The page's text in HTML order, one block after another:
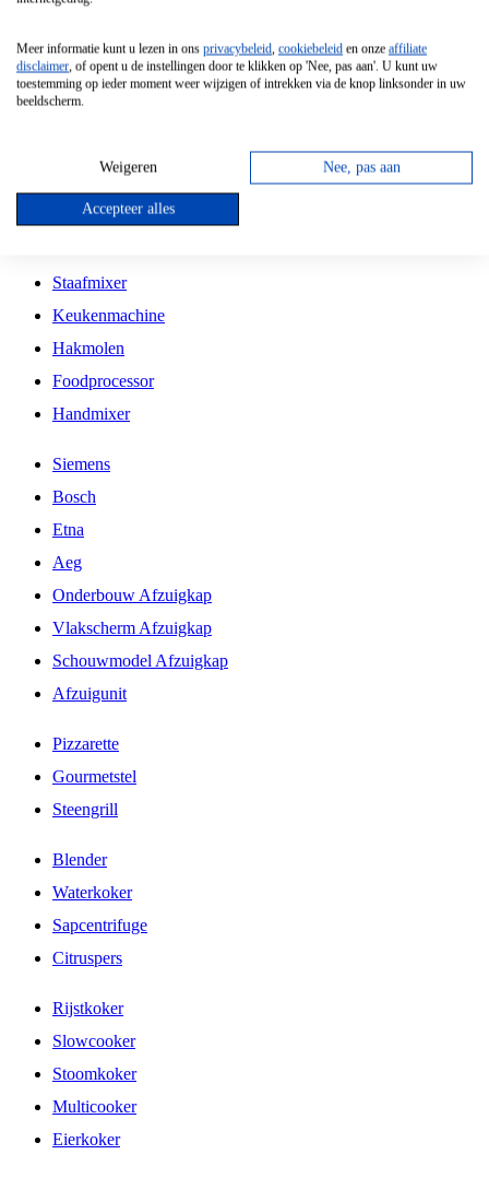
Vrijstaande Magnetron
Vrijstaande Kookplaat
Inbouw Gaskookplaat
Inbouw Keramische Kookplaat
Kookplaat Accessoires
Staafmixer
Keukenmachine
Hakmolen
Foodprocessor
Handmixer
Siemens
Bosch
Etna
Aeg
Onderbouw Afzuigkap
Vlakscherm Afzuigkap
Schouwmodel Afzuigkap
Afzuigunit
Pizzarette
Gourmetstel
Steengrill
Blender
Waterkoker
Sapcentrifuge
Citruspers
Rijstkoker
Slowcooker
Stoomkoker
Multicooker
Eierkoker
Meer informatie kunt u lezen in ons privacybeleid, cookiebeleid en onze affiliate
disclaimer, of opent u de instellingen door te klikken op 'Nee, pas aan'. U kunt uw
toestemming op ieder moment weer wijzigen of intrekken via de knop linksonder in uw
beeldscherm.
Weigeren Nee, pas aan
Accepteer alles